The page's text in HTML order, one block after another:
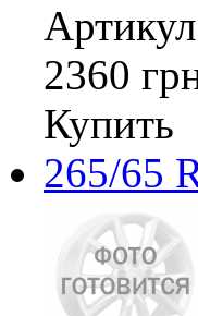
2360
Купить
265/65